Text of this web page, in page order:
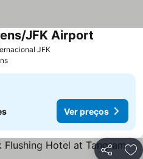
JFKVer preços
JFK Airport
Ver preços
Partilhar